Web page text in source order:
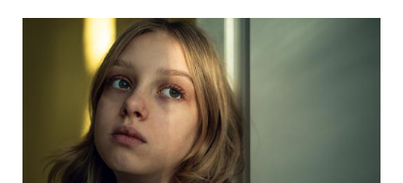
l'OCRTEH
l'exploitation
sexuelle
en
France
2025